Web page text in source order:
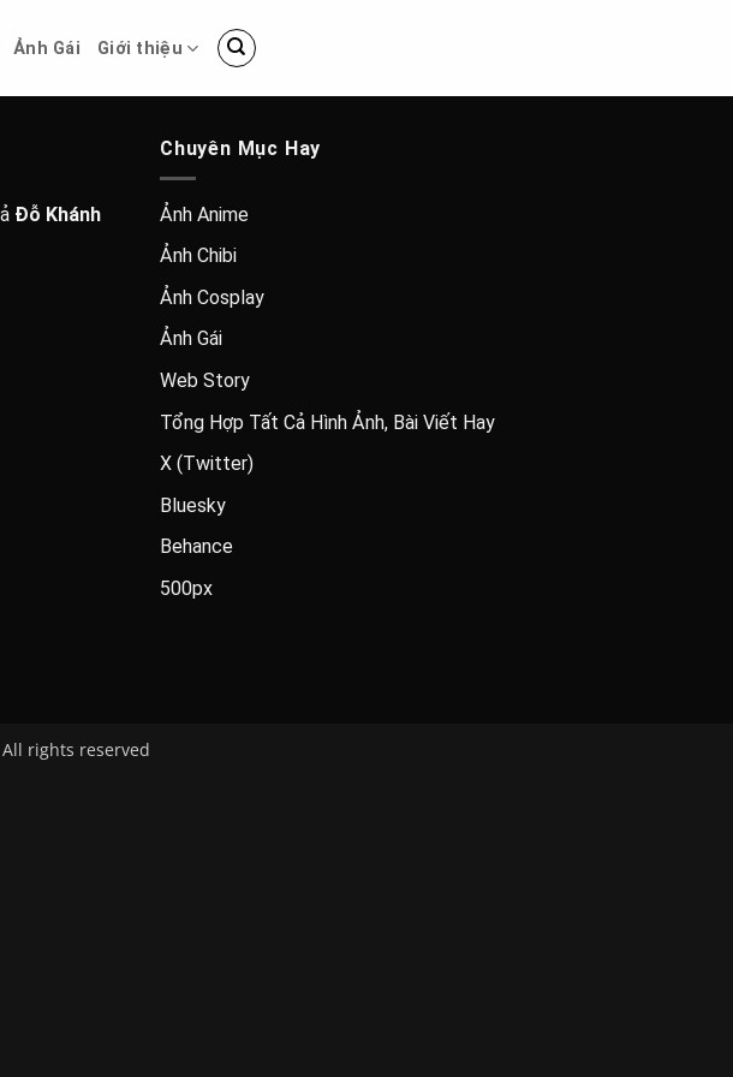
Ảnh Gái Giới thiệu
Đỗ Khánh
Chuyên Mục Hay
Ảnh Anime
Ảnh Chibi
Ảnh Cosplay
Ảnh Gái
Web Story
Tổng Hợp Tất Cả Hình Ảnh, Bài Viết Hay
X (Twitter)
Bluesky
Behance
500px
All rights reserved